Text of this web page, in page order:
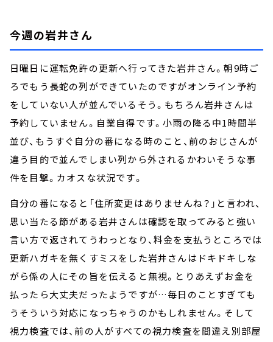
今週の岩井さん
日曜日に運転免許の更新へ行ってきた岩井さん。朝9時ご
ろでもう長蛇の列ができていたのですがオンライン予約
をしていない人が並んでいるそう。もちろん岩井さんは
予約していません。自業自得です。小雨の降る中1時間半
並び、もうすぐ自分の番になる時のこと、前のおじさんが
違う目的で並んでしまい列から外されるかわいそうな事
件を目撃。カオスな状況です。
自分の番になると「住所変更はありませんね？」と言われ、
思い当たる節がある岩井さんは確認を取ってみると強い
言い方で返されてうわっとなり、料金を支払うところでは
更新ハガキを無くすミスをした岩井さんはドキドキしな
がら係の人にその旨を伝えると無視。とりあえずお金を
払ったら大丈夫だったようですが…毎日のことすぎても
うそういう対応になっちゃうのかもしれません。そして
視力検査では、前の人がすべての視力検査を間違え別部屋